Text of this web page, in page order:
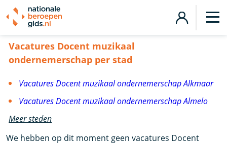
Vacatures Docent muzikaal ondernemerschap
Vacatures Docent muzikaal
ondernemerschap per stad
Vacatures Docent muzikaal ondernemerschap Alkmaar
Vacatures Docent muzikaal ondernemerschap Almelo
Meer steden
We hebben op dit moment geen vacatures Docent